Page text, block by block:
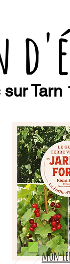
mon
Tarn